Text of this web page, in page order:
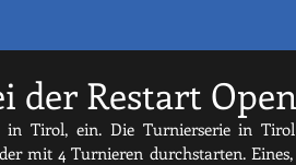
Restart
Tirol, ein. Die Turnierserie in
mit 4 Turnieren durchstarten.